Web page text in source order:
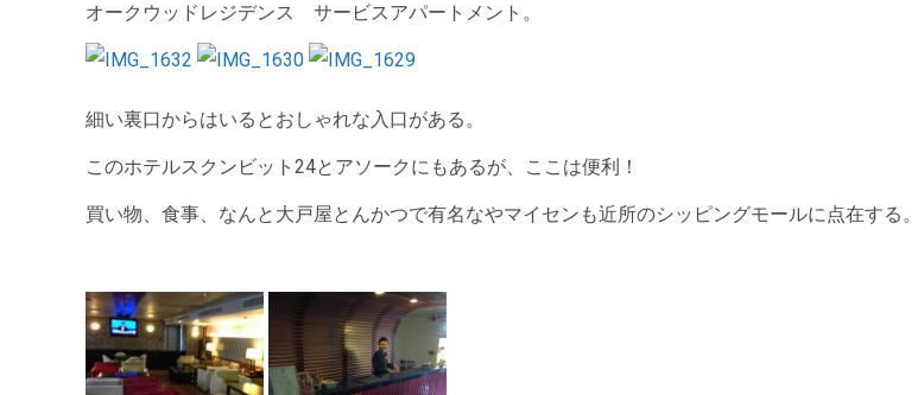
オークウッドレジデンス サービスアパートメント。
細い裏口からはいるとおしゃれな入口がある。
このホテルスクンビット24とアソークにもあるが、ここは便利！
買い物、食事、なんと大戸屋とんかつで有名なやマイセンも近所のシッピングモールに点在する。